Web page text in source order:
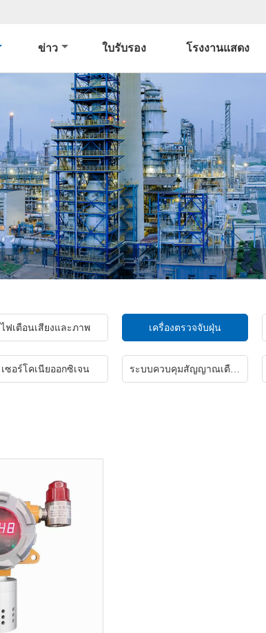
ข่าว ใบรับรอง โรงงานแสดง
ไฟเตือนเสียงและภาพ เครื่องตรวจจับฝุ่น
เซอร์โคเนียออกซิเจน ระบบควบคุมสัญญาณเตือนประกายไฟไปป์ไลน์